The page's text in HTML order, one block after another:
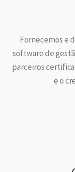
Fornecemos e
software de
parceiros
e o